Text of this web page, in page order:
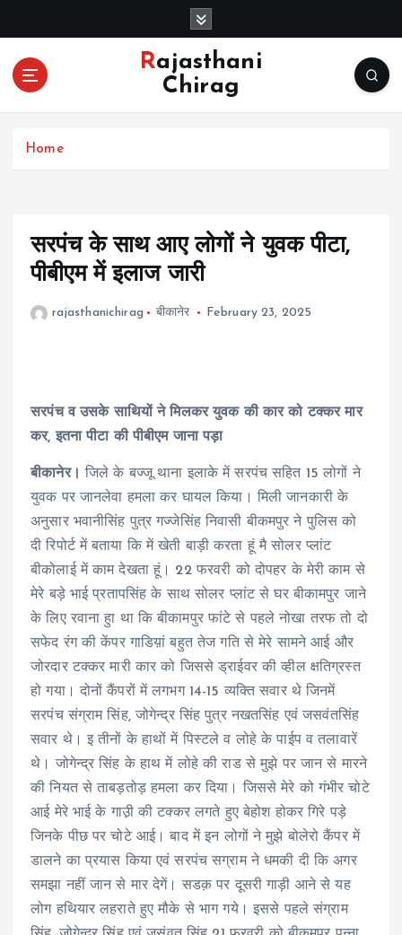
o
Rajasthani
Chirag
Home
सरपंच के साथ आए लोगों ने युवक पीटा,
पीबीएम में इलाज जारी
rajasthanichirag बीकानेर February 23, 2025
सरपंच व उसके साथियों ने मिलकर युवक की कार को टक्कर मार
कर, इतना पीटा की पीबीएम जाना पड़ा
बीकानेर। जिले के बज्जू थाना इलाके में सरपंच सहित 15 लोगों ने
युवक पर जानलेवा हमला कर घायल किया। मिली जानकारी के
अनुसार भवानीसिंह पुत्र गज्जेसिंह निवासी बीकमपुर ने पुलिस को
दी रिपोर्ट में बताया कि में खेती बाड़ी करता हूं मै सोलर प्लांट
बीकोलाई में काम देखता हूं। 22 फरवरी को दोपहर के मेरी काम से
मेरे बड़े भाई प्रतापसिंह के साथ सोलर प्लांट से घर बीकामपुर जाने
के लिए रवाना हुा था कि बीकामपुर फांटे से पहले नोखा तरफ तो दो
सफेद रंग की केंपर गाडिय़ां बहुत तेज गति से मेरे सामने आई और
जोरदार टक्कर मारी कार को जिससे ड्राईवर की व्हील क्षतिग्रस्त
हो गया। दोनों कैंपरों में लगभग 14-15 व्यक्ति सवार थे जिनमें
सरपंच संग्राम सिंह, जोगेन्द्र सिंह पुत्र नखतसिंह एवं जसवंतसिंह
सवार थे। इ तीनों के हाथों में पिस्टले व लोहे के पाईप व तलावारें
थे। जोगेन्द्र सिंह के हाथ में लोहे की राड से मुझे पर जान से मारने
की नियत से ताबड़तोड़ हमला कर दिया। जिससे मेरे को गंभीर चोटे
आई मेरे भाई के गाउ़ी की टक्कर लगते हुए बेहोश होकर गिरे पड़े
जिनके पीछ पर चोटे आई। बाद में इन लोगों ने मुझे बोलेरो कैंपर में
डालने का प्रयास किया एवं सरपंच सग्राम ने धमकी दी कि अगर
समझा नहीं जान से मार देगें। सडक़ पर दूसरी गाड़ी आने से यह
लोग हथियार लहराते हुए मौके से भाग गये। इससे पहले संग्राम